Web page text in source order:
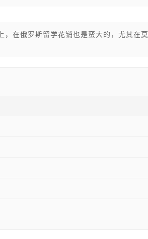
，在俄罗斯留学花销也是蛮大的，尤其在